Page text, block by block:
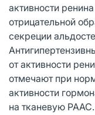
активности
отрицательной
секреции
от активности
отмечают при
активности
на тканевую